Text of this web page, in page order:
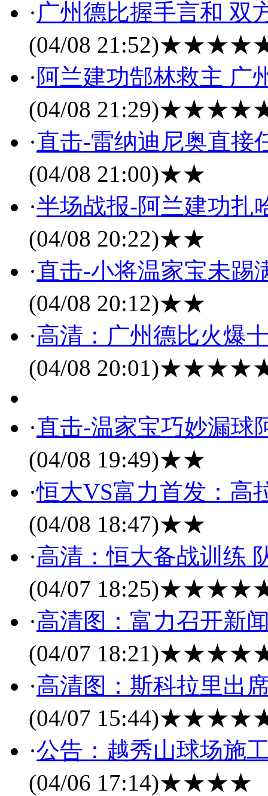
·广州德比握手言和 双
(04/08 21:52)
·阿兰建功郜林救主 广
(04/08 21:29)
·直击-雷纳迪尼奥直接
(04/08 21:00)★★
·半场战报-阿兰建功扎
(04/08 20:22)★★
·直击-小将温家宝未踢
(04/08 20:12)★★
·高清：广州德比火爆
(04/08 20:01)
·直击-温家宝巧妙漏球
(04/08 19:49)★★
·恒大VS富力首发：高
(04/08 18:47)★★
·高清：恒大备战训练
(04/07 18:25)
·高清图：富力召开新
(04/07 18:21)
·高清图：斯科拉里出
(04/07 15:44)
·公告：越秀山球场施
(04/06 17:14)★★★★